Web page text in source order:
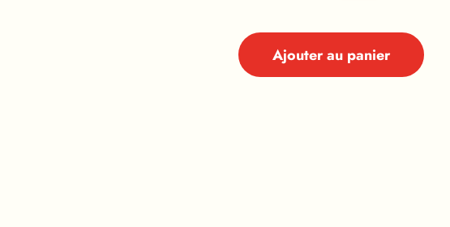
Ajouter au panier